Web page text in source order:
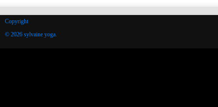
Copyright
© 2026 sylvaine yoga.